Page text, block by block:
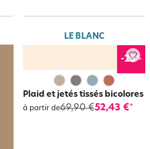
LE BLANC
-25%
Plaid et jetés tissés bicolores
à partir de69,90 €52,43 €*